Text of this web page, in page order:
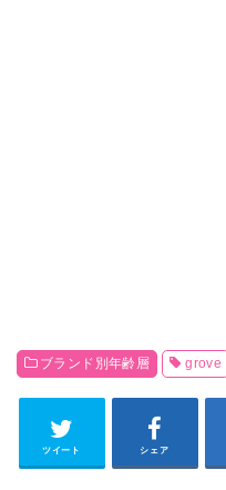
ブランド別年齢層 grove
ツイート シェア